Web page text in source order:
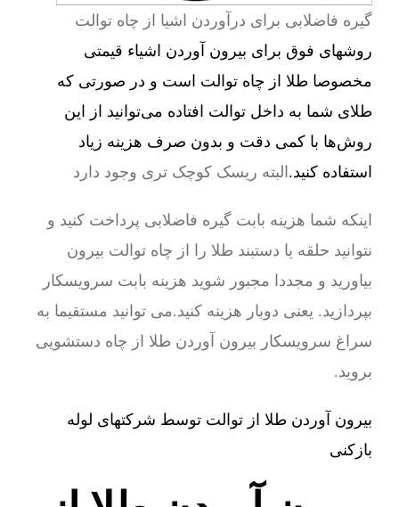
گیره فاضلابی برای درآوردن اشیا از چاه توالت
روشهای فوق برای بیرون آوردن اشیاء قیمتی
مخصوصا طلا از چاه توالت است و در صورتی که
طلای شما به داخل توالت افتاده می‌توانید از این
روش‌ها با کمی دقت و بدون صرف هزینه زیاد
استفاده کنید.البته ریسک کوچک تری وجود دارد
اینکه شما هزینه بابت گیره فاضلابی پرداخت کنید و
نتوانید حلقه یا دستبند طلا را از چاه توالت بیرون
بیاورید و مجددا مجبور شوید هزینه بابت سرویسکار
بپردازید. یعنی دوبار هزینه کنید.می توانید مستقیما به
سراغ سرویسکار بیرون آوردن طلا از چاه دستشویی
بروید.
بیرون آوردن طلا از توالت توسط شرکتهای لوله
بازکنی